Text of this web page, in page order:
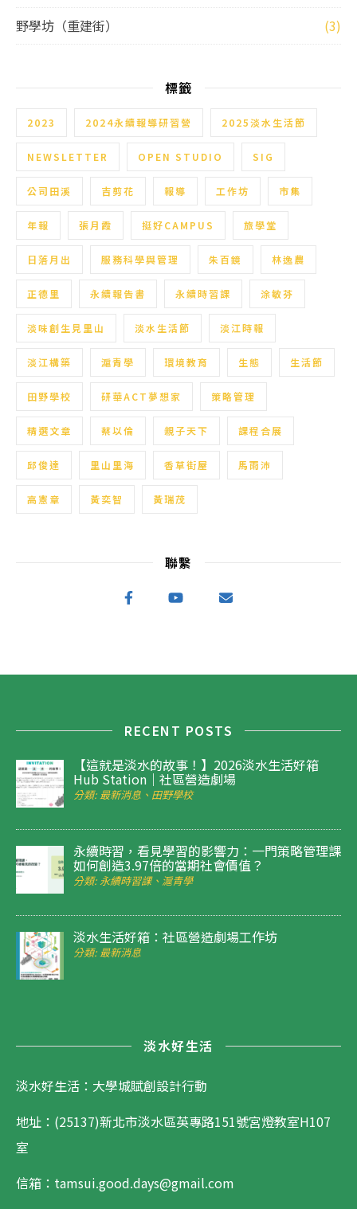
野學坊（重建街）
(3)
標籤
2023 2024永續報導研習營 2025淡水生活節
NEWSLETTER OPEN STUDIO SIG
公司田溪 吉剪花 報導 工作坊 市集
年報 張月霞 挺好CAMPUS 旅學堂
日落月出 服務科學與管理 朱百鏡 林逸農
正德里 永續報告書 永續時習課 涂敏芬
淡味創生見里山 淡水生活節 淡江時報
淡江構築 滬青學 環境教育 生態 生活節
田野學校 研華ACT夢想家 策略管理
精選文章 蔡以倫 親子天下 課程合展
邱俊達 里山里海 香草街屋 馬雨沛
高憲章 黃奕智 黃瑞茂
聯繫
RECENT POSTS
【這就是淡水的故事！】2026淡水生活好箱
Hub Station｜社區營造劇場
分類: 最新消息、田野學校
永續時習，看見學習的影響力：一門策略管理課
如何創造3.97倍的當期社會價值？
分類: 永續時習課、滬青學
淡水生活好箱：社區營造劇場工作坊
分類: 最新消息
淡水好生活
淡水好生活：大學城賦創設計行動
地址：(25137)新北市淡水區英專路151號宮燈教室H107
室
信箱：tamsui.good.days@gmail.com